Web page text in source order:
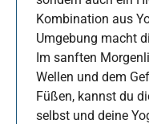
Kombination aus
Umgebung macht
Im sanften
Wellen und dem
Füßen, kannst du
selbst und deine